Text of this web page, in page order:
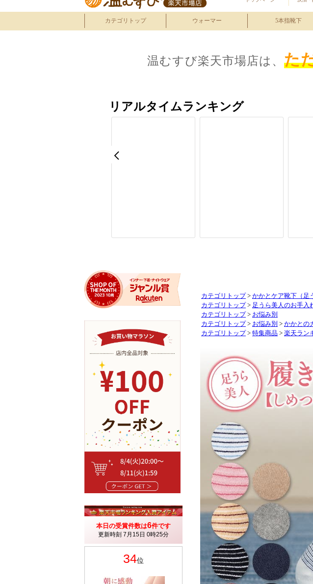
カテゴリトップ ウォーマー 5本指靴下
温むすび楽天市場店は、 た
カテゴリトップ > かかとケア靴下（足
カテゴリトップ > 足うら美人のお手入
カテゴリトップ > お悩み別
カテゴリトップ > お悩み別 > かかとの
カテゴリトップ > 特集商品 > 楽天ラン